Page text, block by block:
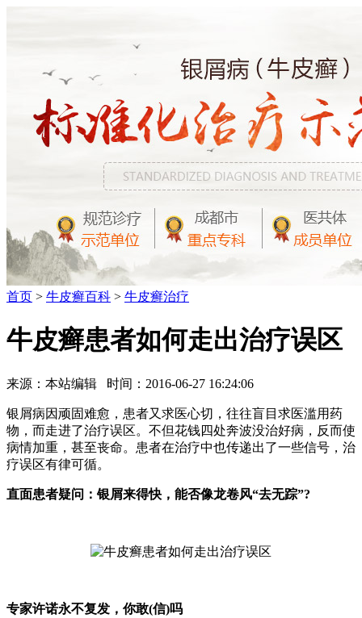
首页 > 牛皮癣百科 > 牛皮癣治疗
牛皮癣患者如何走出治疗误区
来源：本站编辑 时间：2016-06-27 16:24:06
银屑病因顽固难愈，患者又求医心切，往往盲目求医滥用药
物，而走进了治疗误区。不但花钱四处奔波没治好病，反而使
病情加重，甚至丧命。患者在治疗中也传递出了一些信号，治
疗误区有律可循。
直面患者疑问：银屑来得快，能否像龙卷风“去无踪”?
专家许诺永不复发，你敢(信)吗